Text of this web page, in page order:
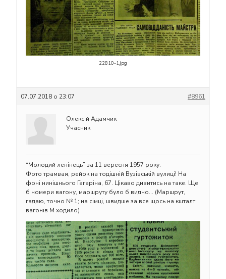
22810-1.jpg
07.07.2018 о 23:07 #8961
Олексій Адамчик
Учасник
“Молодий ленінець” за 11 вересня 1957 року.
Фото трамвая, рейок на тодішній Вузівській вулиці! На
фоні нинішнього Гагаріна, 67. Цікаво дивитись на таке. Ще
б номери вагону, маршруту було б видно… (Маршрут,
гадаю, точно № 1; на сімці, швидше за все щось на кшталт
вагонів М ходило)